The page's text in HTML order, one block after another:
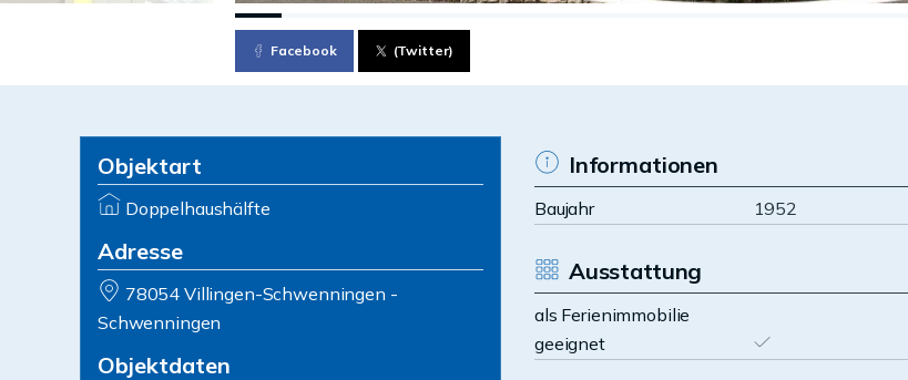
Facebook (Twitter)
Objektart
Doppelhaushälfte
Adresse
78054 Villingen-Schwenningen -
Schwenningen
Objektdaten
Informationen
Baujahr 1952
Ausstattung
als Ferienimmobilie
geeignet